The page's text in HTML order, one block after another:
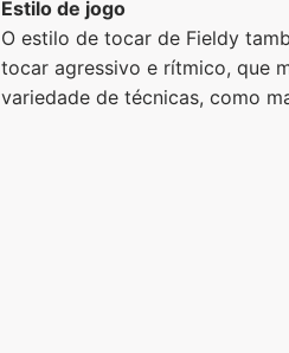
Estilo de jogo
O estilo de tocar de Fieldy
tocar agressivo e rítmico, que
variedade de técnicas, como